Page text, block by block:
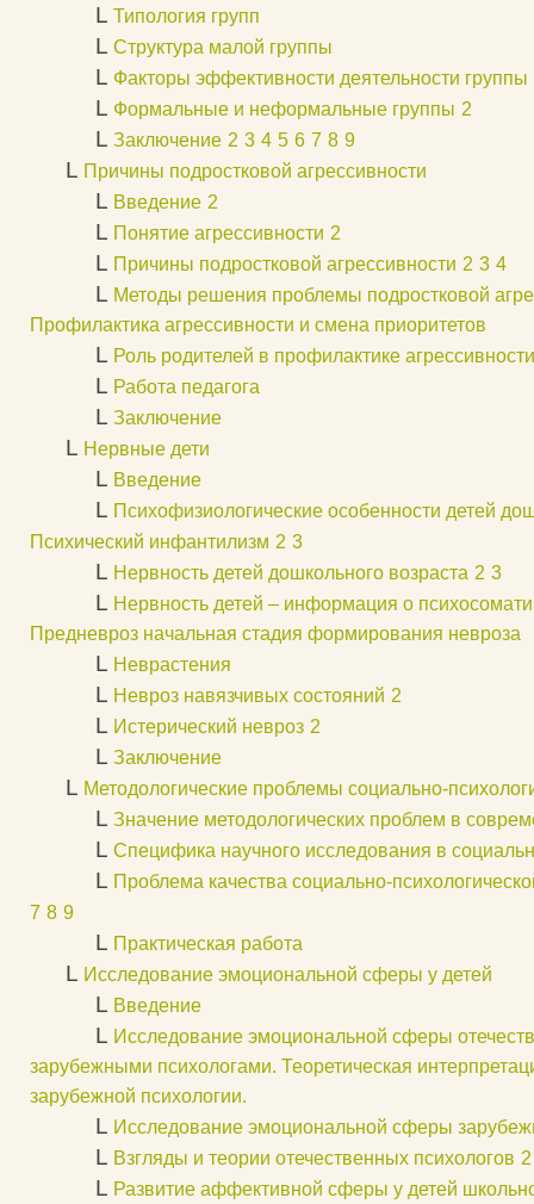
L Типология групп
L Структура малой группы
L Факторы эффективности деятельности группы
L Формальные и неформальные группы 2
L Заключение 2 3 4 5 6 7 8 9
L Причины подростковой агрессивности
L Введение 2
L Понятие агрессивности 2
L Причины подростковой агрессивности 2 3 4
L Методы решения проблемы подростковой
Профилактика агрессивности и смена приоритетов
L Роль родителей в профилактике
L Работа педагога
L Заключение
L Нервные дети
L Введение
L Психофизиологические особенности детей
Психический инфантилизм 2 3
L Нервность детей дошкольного возраста 2 3
L Нервность детей – информация о
Предневроз начальная стадия формирования невроза
L Неврастения
L Невроз навязчивых состояний 2
L Истерический невроз 2
L Заключение
L Методологические проблемы социально-
L Значение методологических проблем в
L Специфика научного исследования в
L Проблема качества социально-
7 8 9
L Практическая работа
L Исследование эмоциональной сферы у детей
L Введение
L Исследование эмоциональной сферы
зарубежными психологами. Теоретическая
зарубежной психологии.
L Исследование эмоциональной сферы
L Взгляды и теории отечественных психологов 2
L Развитие аффективной сферы у детей